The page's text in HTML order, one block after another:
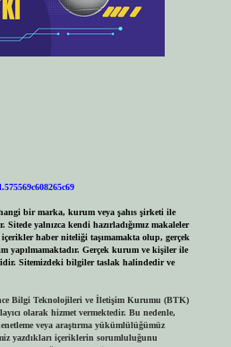
bir marka, kurum veya şahıs şirketi ile
yalnızca kendi hazırladığımız makaleler
haber niteliği taşımamakta olup, gerçek
yapılmamaktadır. Gerçek kurum ve kişiler ile
Sitemizdeki bilgiler taslak halindedir ve
Bilgi Teknolojileri ve İletişim Kurumu (BTK)
olarak hizmet vermektedir. Bu nedenle,
veya araştırma yükümlülüğümüz
yazdıkları içeriklerin sorumluluğunu